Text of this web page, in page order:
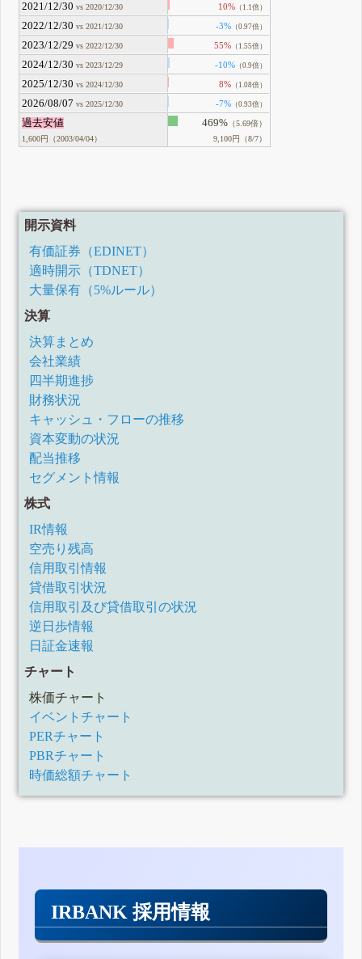
2021/12/30 vs 2020/12/30 10% （1.1倍）
2022/12/30 vs 2021/12/30 -3% （0.97倍）
2023/12/29 vs 2022/12/30 55% （1.55倍）
2024/12/30 vs 2023/12/29 -10% （0.9倍）
2025/12/30 vs 2024/12/30 8% （1.08倍）
2026/08/07 vs 2025/12/30 -7% （0.93倍）
過去安値
1,600円（2003/04/04）
469% （5.69倍）
9,100円（8/7）
開示資料
有価証券（EDINET）
適時開示（TDNET）
大量保有（5%ルール）
決算
決算まとめ
会社業績
四半期進捗
財務状況
キャッシュ・フローの推移
資本変動の状況
配当推移
セグメント情報
株式
IR情報
空売り残高
信用取引情報
貸借取引状況
信用取引及び貸借取引の状況
逆日歩情報
日証金速報
チャート
株価チャート
イベントチャート
PERチャート
PBRチャート
時価総額チャート
IRBANK 採用情報